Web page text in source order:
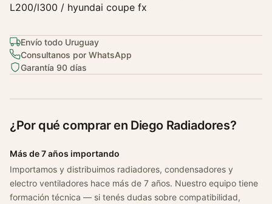
a
C
o
u
x
a
n
t
i
L200/l300 / hyundai coupe fx
Envío todo Uruguay
Consultanos por WhatsApp
Garantía 90 días
¿Por qué comprar en Diego Radiadores?
Más de 7 años importando
Importamos y distribuimos radiadores, condensadores y
electro ventiladores hace más de 7 años. Nuestro equipo tiene
formación técnica — si tenés dudas sobre compatibilidad,